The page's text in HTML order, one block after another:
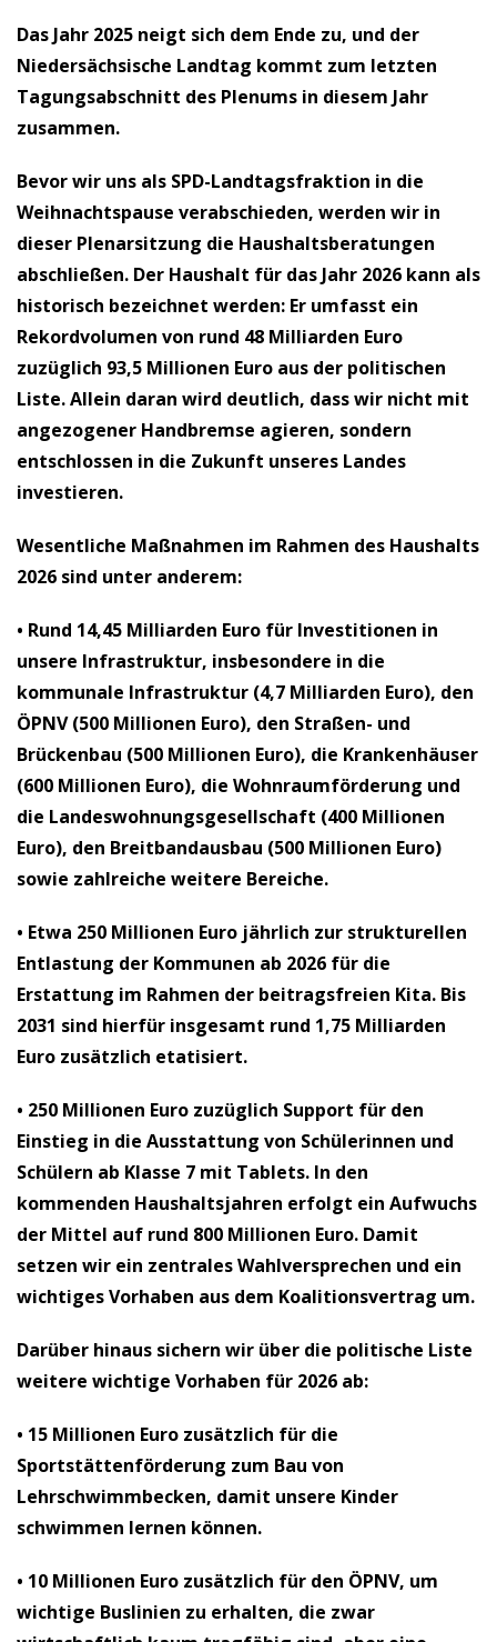
Das Jahr 2025 neigt sich dem Ende zu, und der
Niedersächsische Landtag kommt zum letzten
Tagungsabschnitt des Plenums in diesem Jahr
zusammen.
Bevor wir uns als SPD-Landtagsfraktion in die
Weihnachtspause verabschieden, werden wir in
dieser Plenarsitzung die Haushaltsberatungen
abschließen. Der Haushalt für das Jahr 2026 kann als
historisch bezeichnet werden: Er umfasst ein
Rekordvolumen von rund 48 Milliarden Euro
zuzüglich 93,5 Millionen Euro aus der politischen
Liste. Allein daran wird deutlich, dass wir nicht mit
angezogener Handbremse agieren, sondern
entschlossen in die Zukunft unseres Landes
investieren.
Wesentliche Maßnahmen im Rahmen des Haushalts
2026 sind unter anderem:
• Rund 14,45 Milliarden Euro für Investitionen in
unsere Infrastruktur, insbesondere in die
kommunale Infrastruktur (4,7 Milliarden Euro), den
ÖPNV (500 Millionen Euro), den Straßen- und
Brückenbau (500 Millionen Euro), die Krankenhäuser
(600 Millionen Euro), die Wohnraumförderung und
die Landeswohnungsgesellschaft (400 Millionen
Euro), den Breitbandausbau (500 Millionen Euro)
sowie zahlreiche weitere Bereiche.
• Etwa 250 Millionen Euro jährlich zur strukturellen
Entlastung der Kommunen ab 2026 für die
Erstattung im Rahmen der beitragsfreien Kita. Bis
2031 sind hierfür insgesamt rund 1,75 Milliarden
Euro zusätzlich etatisiert.
• 250 Millionen Euro zuzüglich Support für den
Einstieg in die Ausstattung von Schülerinnen und
Schülern ab Klasse 7 mit Tablets. In den
kommenden Haushaltsjahren erfolgt ein Aufwuchs
der Mittel auf rund 800 Millionen Euro. Damit
setzen wir ein zentrales Wahlversprechen und ein
wichtiges Vorhaben aus dem Koalitionsvertrag um.
Darüber hinaus sichern wir über die politische Liste
weitere wichtige Vorhaben für 2026 ab:
• 15 Millionen Euro zusätzlich für die
Sportstättenförderung zum Bau von
Lehrschwimmbecken, damit unsere Kinder
schwimmen lernen können.
• 10 Millionen Euro zusätzlich für den ÖPNV, um
wichtige Buslinien zu erhalten, die zwar